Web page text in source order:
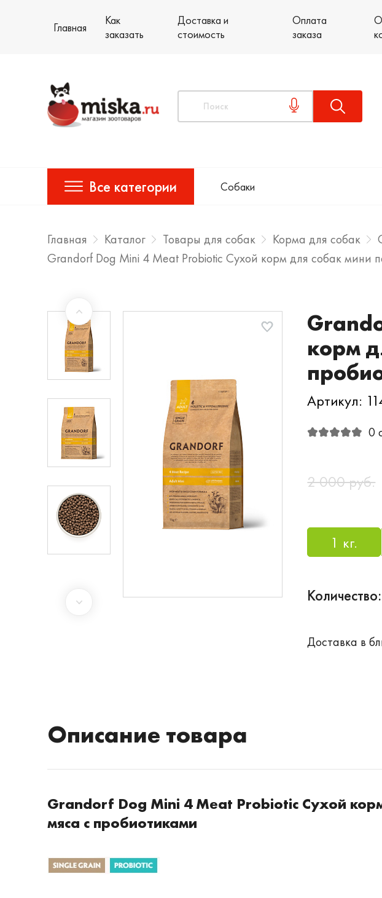
Главная
Как
заказать
Доставка и
стоимость
Оплата
заказа
О
Все категории Собаки
Главная Каталог Товары для собак Корма для собак
Grandorf Dog Mini 4 Meat Probiotic Сухой корм для собак мини
корм
Артикул:
0
2 000 руб.
1 кг.
Количество:
Доставка в
Описание товара
Grandorf Dog Mini 4 Meat Probiotic Сухой
мяса с пробиотиками